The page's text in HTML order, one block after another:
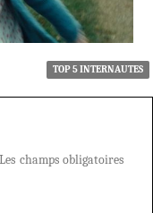
TOP 5 INTERNAUTES
Les champs obligatoires